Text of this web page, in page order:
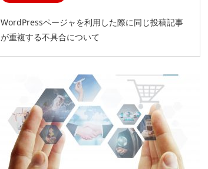
WordPressページャを利用した際に同じ投稿記事
が重複する不具合について